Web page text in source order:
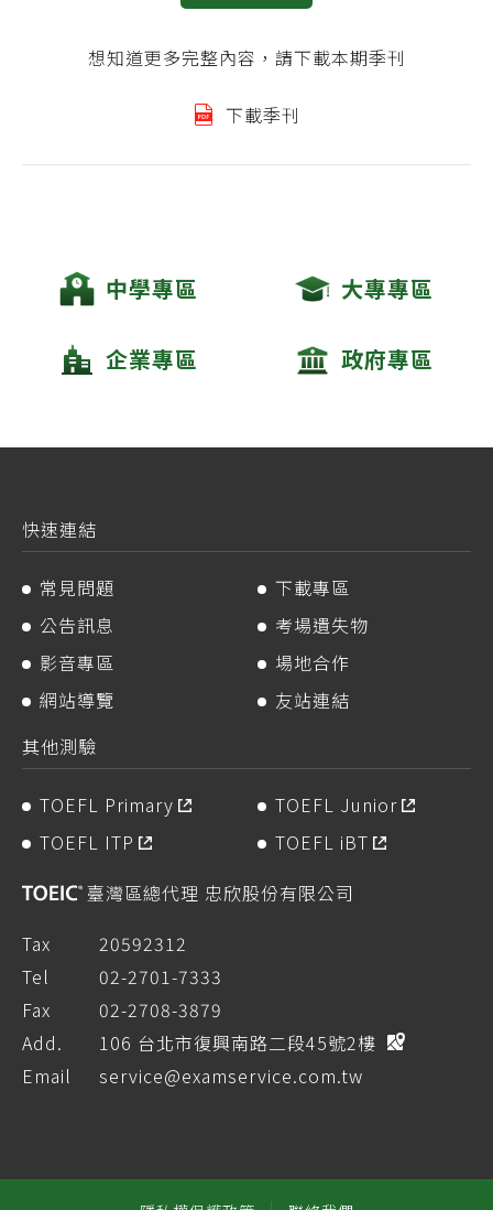
想知道更多完整內容，請下載本期季刊
下載季刊
中學專區 大專專區
企業專區 政府專區
快速連結
常見問題
下載專區
公告訊息
考場遺失物
影音專區
場地合作
網站導覽
友站連結
其他測驗
TOEFL Primary
TOEFL Junior
TOEFL ITP
TOEFL iBT
臺灣區總代理 忠欣股份有限公司
Tax
20592312
Tel
02-2701-7333
Fax
02-2708-3879
Add.
106 台北市復興南路二段45號2樓
Email
service@examservice.com.tw